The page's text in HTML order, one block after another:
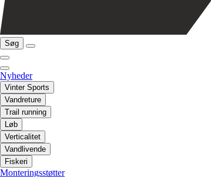
Søg
Nyheder
Vinter Sports
Vandreture
Trail running
Løb
Verticalitet
Vandlivende
Fiskeri
Monteringsstøtter